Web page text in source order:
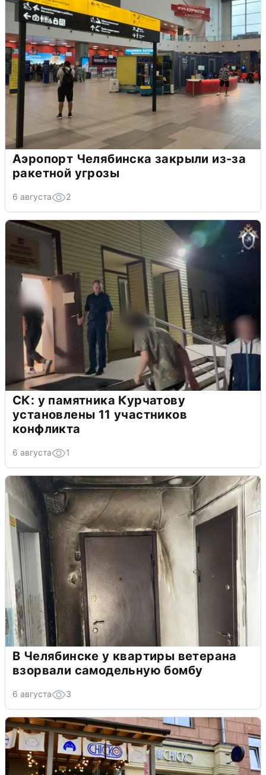
Аэропорт Челябинска закрыли из-за
ракетной угрозы
6 августа 2
СК: у памятника Курчатову
установлены 11 участников
конфликта
6 августа 1
В Челябинске у квартиры ветерана
взорвали самодельную бомбу
6 августа 3